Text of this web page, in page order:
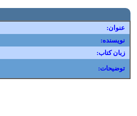
:زبان کتاب
:توضیحات